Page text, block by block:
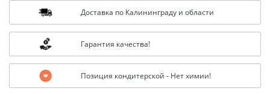
Доставка по Калининграду и области
Гарантия качества!
Позиция кондитерской - Нет химии!